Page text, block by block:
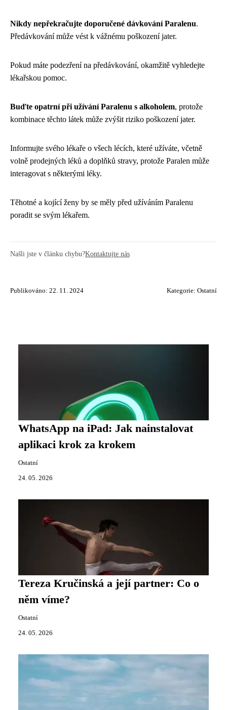
Nikdy nepřekračujte doporučené dávkování Paralenu.
Předávkování může vést k vážnému poškození jater.
Pokud máte podezření na předávkování, okamžitě vyhledejte
lékařskou pomoc.
Buďte opatrní při užívání Paralenu s alkoholem, protože
kombinace těchto látek může zvýšit riziko poškození jater.
Informujte svého lékaře o všech lécích, které užíváte, včetně
volně prodejných léků a doplňků stravy, protože Paralen může
interagovat s některými léky.
Těhotné a kojící ženy by se měly před užíváním Paralenu
poradit se svým lékařem.
Našli jste v článku chybu?Kontaktujte nás
Publikováno: 22. 11. 2024 Kategorie: Ostatní
WhatsApp na iPad: Jak nainstalovat
aplikaci krok za krokem
Ostatní
24. 05. 2026
Tereza Kručinská a její partner: Co o
něm víme?
Ostatní
24. 05. 2026